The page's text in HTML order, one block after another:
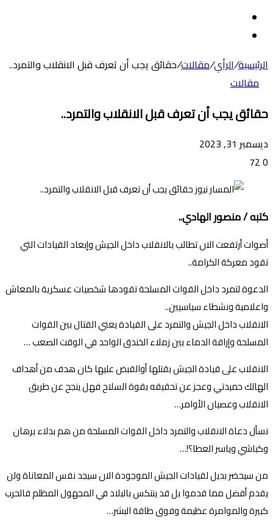
المظلم
الرئيسية/الرأي/مقالات/حقائق يجب أن تعرف قبل الانقلاب والتمرد..
مقالات
حقائق يجب أن تعرف قبل الانقلاب والتمرد..
ديسمبر 31, 2023
0
كتبه / منصور الهادي..
أصوات أرتفعت الان تطالب بالانقلاب داخل الجيش وإبعاد القيادات التي
تقود معركة الكرامة..
الدعوة لتمرد داخل القوات المسلحة تقودها شخصيات عسكرية بالمعاش
واعلامية ونشطاء سياسيين..
الانقلاب داخل الجيش والتمرد على القيادة يعني القتال بين القوات
المسلحة وإراقة الدماء بين زملاء الخندق الواحد في الوقت الصعب …
الانقلاب على قيادة الجيش بقتلها أوالقبض عليها كان هدف من أهداف
الهالك حميدتي وعجز عن تحقيقه بقوة السلاح فهل ينجح عن طريق
الانقلاب وعصيان الأوامر…
نسأل دعاة الانقلاب والتمرد داخل القوات المسلحة من هم بدلاء برهان
وكباشي وياسر العطا؟!…
من سيحضر بديل لقيادات الجيش الموجودة الان سيجد نفس المعاناة ولن
يقدم أفضل مما قدموا بل قد ينتكس بالبلاد في المجهول المظلم فالحرب
كبيرة والموامرة عظيمة وفوق طاقة البشر…